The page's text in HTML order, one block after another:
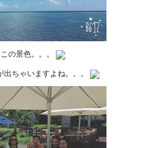
の景色。。。
ちゃいますよね。。。